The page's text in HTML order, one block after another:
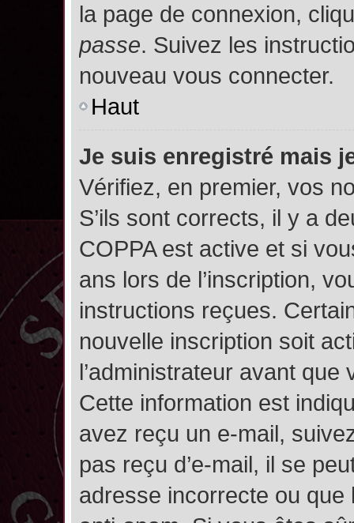
la page de connexion,
passe. Suivez les
nouveau vous connecter.
Haut
Je suis enregistré mais
Vérifiez, en premier, vos
S’ils sont corrects, il y a
COPPA est active et si
ans lors de l’inscription,
instructions reçues.
nouvelle inscription soit
l’administrateur avant
Cette information est
avez reçu un e-mail,
pas reçu d’e-mail, il se
adresse incorrecte ou que